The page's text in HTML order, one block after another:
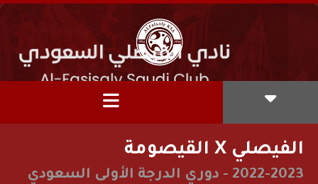
الفيصلي X القيصومة
2022-2023
- دوري الدرجة الأولى السعودي